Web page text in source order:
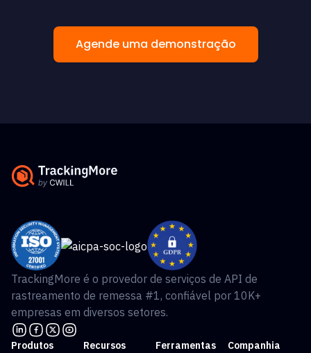
Agende uma demonstração
TrackingMore é o provedor de serviços de API de
rastreamento de remessa #1, confiável por 10K+
empresas em diversos setores.
Produtos
Recursos
Ferramentas
Companhia